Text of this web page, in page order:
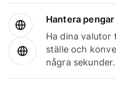
Hantera
Ha dina valutor
ställe och
några sekunder.